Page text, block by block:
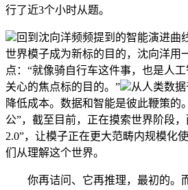
行了近3个小时从题。
回到沈向洋频频提到的智能演进曲
世界模子成为新标的目的，沈向洋用
点：“就像骑自行车这件事，也是人
关心的焦点标的目的。”
从人类数据
降低成本。数据和智能是彼此鞭策的
公”，截至目前，正在摸索世界阶段
2.0”，让模子正在更大范畴内规模化
们从理解这个世界。
你再诘问、它再推理，最初的。